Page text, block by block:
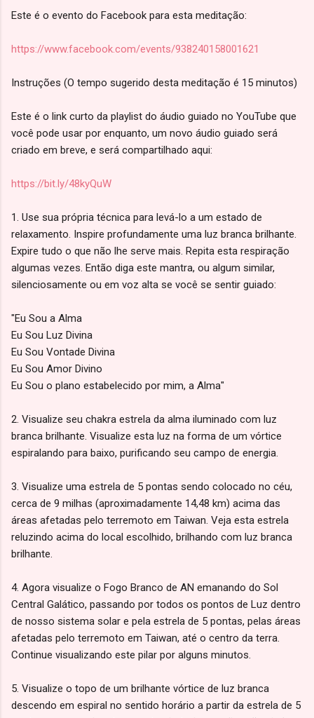
Este é o evento do Facebook para esta meditação:
https://www.facebook.com/events/938240158001621
Instruções (O tempo sugerido desta meditação é 15 minutos)
Este é o link curto da playlist do áudio guiado no YouTube que
você pode usar por enquanto, um novo áudio guiado será
criado em breve, e será compartilhado aqui:
https://bit.ly/48kyQuW
1. Use sua própria técnica para levá-lo a um estado de
relaxamento. Inspire profundamente uma luz branca brilhante.
Expire tudo o que não lhe serve mais. Repita esta respiração
algumas vezes. Então diga este mantra, ou algum similar,
silenciosamente ou em voz alta se você se sentir guiado:
"Eu Sou a Alma
Eu Sou Luz Divina
Eu Sou Vontade Divina
Eu Sou Amor Divino
Eu Sou o plano estabelecido por mim, a Alma"
2. Visualize seu chakra estrela da alma iluminado com luz
branca brilhante. Visualize esta luz na forma de um vórtice
espiralando para baixo, purificando seu campo de energia.
3. Visualize uma estrela de 5 pontas sendo colocado no céu,
cerca de 9 milhas (aproximadamente 14,48 km) acima das
áreas afetadas pelo terremoto em Taiwan. Veja esta estrela
reluzindo acima do local escolhido, brilhando com luz branca
brilhante.
4. Agora visualize o Fogo Branco de AN emanando do Sol
Central Galático, passando por todos os pontos de Luz dentro
de nosso sistema solar e pela estrela de 5 pontas, pelas áreas
afetadas pelo terremoto em Taiwan, até o centro da terra.
Continue visualizando este pilar por alguns minutos.
5. Visualize o topo de um brilhante vórtice de luz branca
descendo em espiral no sentido horário a partir da estrela de 5